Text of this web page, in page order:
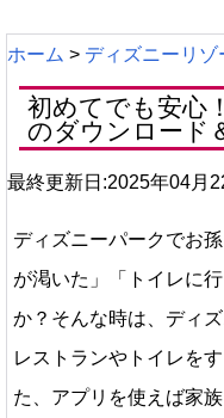
ホーム > ディズニーリゾ
初めてでも安心
のダウンロード
最終更新日:2025年04月
ディズニーパークでお
が渇いた」「トイレに
か？そんな時は、ディ
レストランやトイレを
た、アプリを使えば家